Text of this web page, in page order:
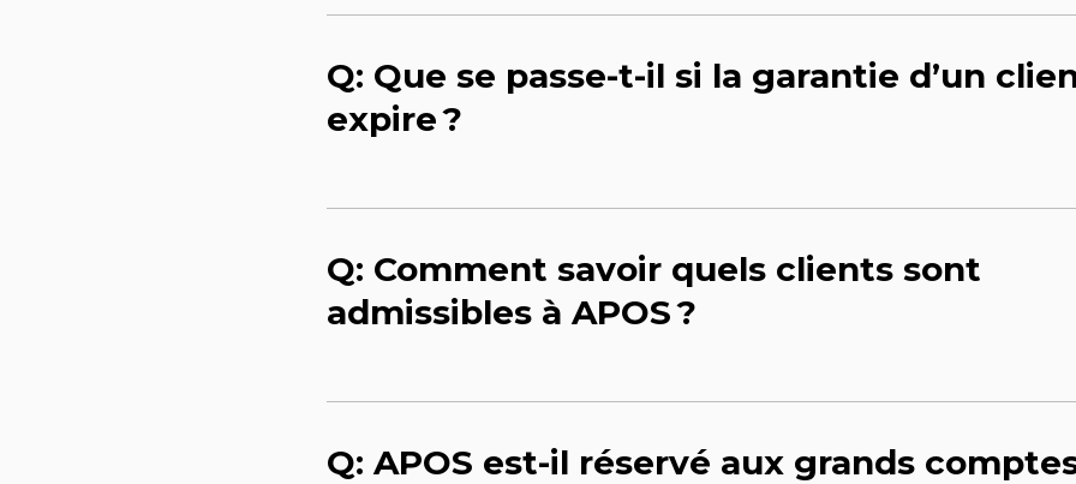
Q: Que se passe-t-il si la garantie d’un
expire ?
Q: Comment savoir quels clients sont
admissibles à APOS ?
Q: APOS est-il réservé aux grands